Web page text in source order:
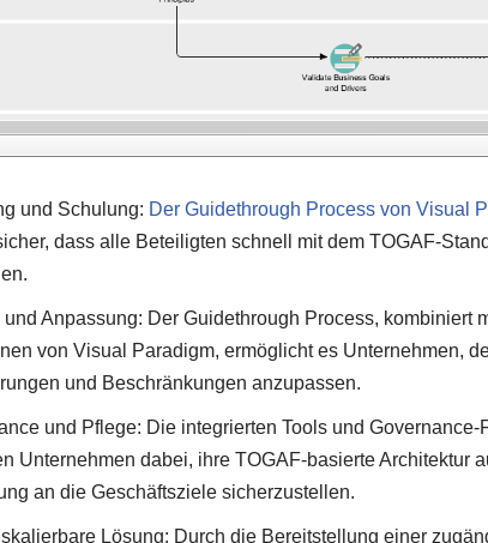
und Schulung: Der Guidethrough Process von Visual
dass alle Beteiligten schnell mit dem TOGAF-
Anpassung: Der Guidethrough Process, kombiniert
von Visual Paradigm, ermöglicht es Unternehmen,
und Beschränkungen anzupassen.
und Pflege: Die integrierten Tools und Governance-
Unternehmen dabei, ihre TOGAF-basierte Architektur
an die Geschäftsziele sicherzustellen.
Lösung: Durch die Bereitstellung einer